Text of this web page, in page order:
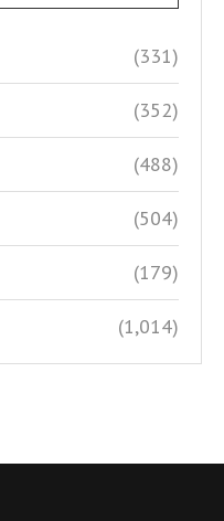
(331)
(352)
(488)
(504)
(179)
(1,014)